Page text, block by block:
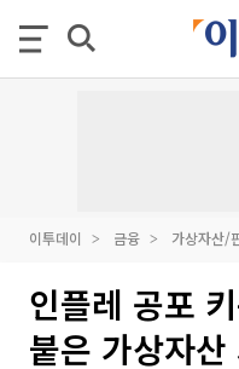
이투데이 금융 가상자산/
인플레 공포
붙은 가상자